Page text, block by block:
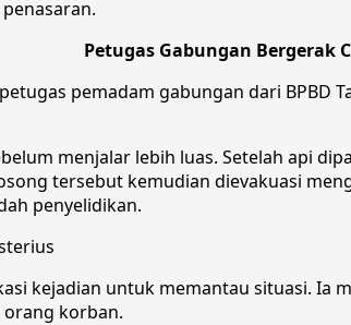
Petugas Gabungan Bergerak
pemadam gabungan dari BPBD
menjalar lebih luas. Setelah api
tersebut kemudian dievakuasi
penyelidikan.
kejadian untuk memantau situasi.
orang korban.